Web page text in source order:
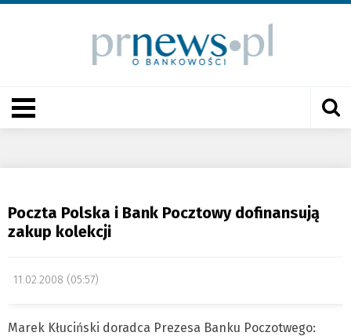
Poczta Polska i Bank Pocztowy dofinansują
zakup kolekcji
11.02.2008 (05:57)
Marek Kłuciński doradca Prezesa Banku Poczotwego: